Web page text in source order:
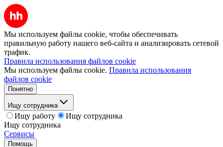
Мы используем файлы cookie, чтобы обеспечивать
правильную работу нашего веб-сайта и анализировать сетевой
трафик.
Правила использования файлов cookie
Мы используем файлы cookie. Правила использования
файлов cookie
Понятно
Ищу сотрудника
Ищу работу
Ищу сотрудника
Ищу сотрудника
Сервисы
Помощь